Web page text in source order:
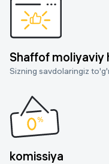
Shaffof moliyaviy
Sizning savdolaringiz
komissiya